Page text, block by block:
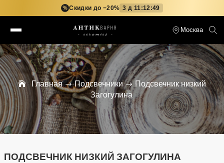
% Скидки до −20% 3 д 11:12:48
Москва
Главная Подсвечники
Подсвечник низкий
Загогулина
ПОДСВЕЧНИК НИЗКИЙ ЗАГОГУЛИНА